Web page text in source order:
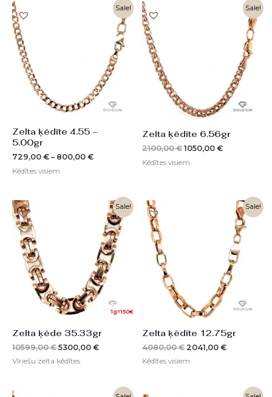
Sale!
Zelta ķēdīte 4.55 –
5.00gr
729,00 € – 800,00 €
Ķēdītes visiem
Sale!
Zelta ķēdīte 6.56gr
2100,00€ 1050,00 €
Current
price
1050,00 €.
Ķēdītes visiem
Sale!
1g=150€
Zelta ķēde 35.33gr
10599,00€
10599,00 €.
5300,00 €
Current
price
is:
5300,00 €.
Vīriešu zelta ķēdītes
Sale!
Zelta ķēdīte 12.75gr
4080,00€ 2041,00 €
Current
price
2041,00 €.
Ķēdītes visiem
Current